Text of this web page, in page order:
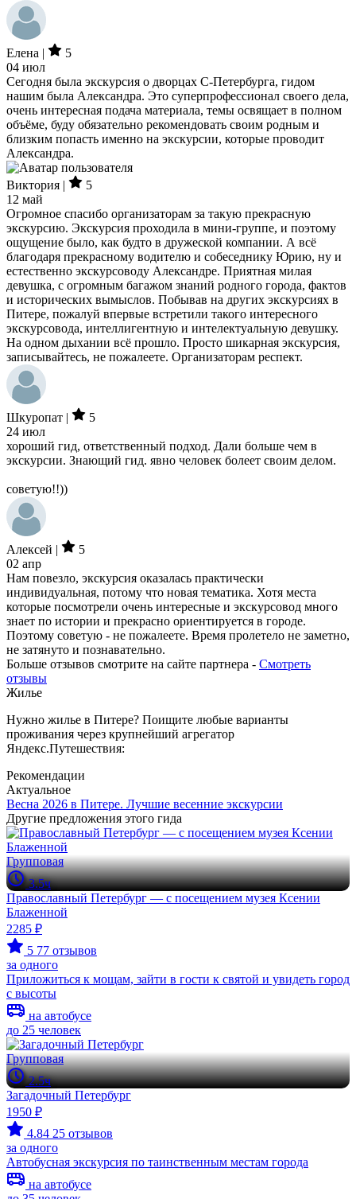
Елена |
5
04 июл
Сегодня была экскурсия о дворцах С-Петербурга, гидом
нашим была Александра. Это суперпрофессионал своего дела,
очень интересная подача материала, темы освящает в полном
объёме, буду обязательно рекомендовать своим родным и
близким попасть именно на экскурсии, которые проводит
Александра.
Виктория |
5
12 май
Огромное спасибо организаторам за такую прекрасную
экскурсию. Экскурсия проходила в мини-группе, и поэтому
ощущение было, как будто в дружеской компании. А всё
благодаря прекрасному водителю и собеседнику Юрию, ну и
естественно экскурсоводу Александре. Приятная милая
девушка, с огромным багажом знаний родного города, фактов
и исторических вымыслов. Побывав на других экскурсиях в
Питере, пожалуй впервые встретили такого интересного
экскурсовода, интеллигентную и интелектуальную девушку.
На одном дыхании всё прошло. Просто шикарная экскурсия,
записывайтесь, не пожалеете. Организаторам респект.
Шкуропат |
5
24 июл
хороший гид, ответственный подход. Дали больше чем в
экскурсии. Знающий гид. явно человек болеет своим делом.
советую!!))
Алексей |
5
02 апр
Нам повезло, экскурсия оказалась практически
индивидуальная, потому что новая тематика. Хотя места
которые посмотрели очень интересные и экскурсовод много
знает по истории и прекрасно ориентируется в городе.
Поэтому советую - не пожалеете. Время пролетело не заметно,
не затянуто и познавательно.
Больше отзывов смотрите на сайте партнера - Смотреть
отзывы
Жилье
Нужно жилье в Питере? Поищите любые варианты
проживания через крупнейший агрегатор
Яндекс.Путешествия:
Рекомендации
Актуальное
Весна 2026 в Питере. Лучшие весенние экскурсии
Другие предложения этого гида
Групповая
3.5ч
Православный Петербург — с посещением музея Ксении
Блаженной
2285 ₽
5 77 отзывов
за одного
Приложиться к мощам, зайти в гости к святой и увидеть город
с высоты
на автобусе
до 25 человек
Групповая
2.5ч
Загадочный Петербург
1950 ₽
4.84 25 отзывов
за одного
Автобусная экскурсия по таинственным местам города
на автобусе